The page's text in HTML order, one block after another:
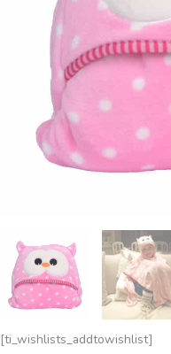
[ti_wishlists_addtowishlist]